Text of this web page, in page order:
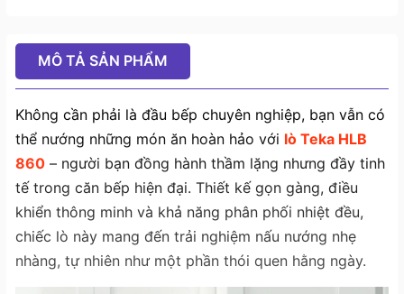
MÔ TẢ SẢN PHẨM
Không cần phải là đầu bếp chuyên nghiệp, bạn vẫn có
thể nướng những món ăn hoàn hảo với lò Teka HLB
860 – người bạn đồng hành thầm lặng nhưng đầy tinh
tế trong căn bếp hiện đại. Thiết kế gọn gàng, điều
khiển thông minh và khả năng phân phối nhiệt đều,
chiếc lò này mang đến trải nghiệm nấu nướng nhẹ
nhàng, tự nhiên như một phần thói quen hằng ngày.